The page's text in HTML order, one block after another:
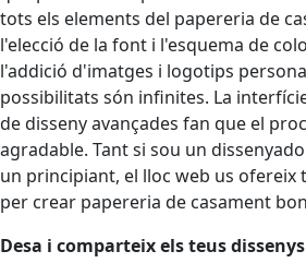
tots els elements del papereria de
l'elecció de la font i l'esquema de
l'addició d'imatges i logotips
possibilitats són infinites. La
de disseny avançades fan que el
agradable. Tant si sou un
un principiant, el lloc web us ofereix
per crear papereria de casament
Desa i comparteix els teus dissenys